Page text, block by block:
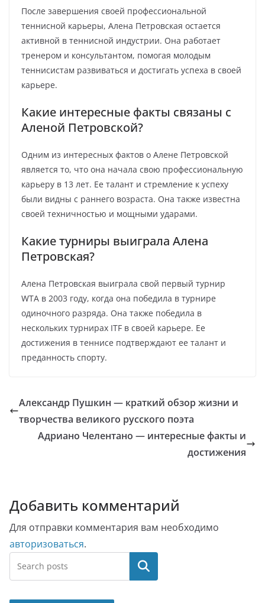
После завершения своей профессиональной
теннисной карьеры, Алена Петровская остается
активной в теннисной индустрии. Она работает
тренером и консультантом, помогая молодым
теннисистам развиваться и достигать успеха в своей
карьере.
Какие интересные факты связаны с
Аленой Петровской?
Одним из интересных фактов о Алене Петровской
является то, что она начала свою профессиональную
карьеру в 13 лет. Ее талант и стремление к успеху
были видны с раннего возраста. Она также известна
своей техничностью и мощными ударами.
Какие турниры выиграла Алена
Петровская?
Алена Петровская выиграла свой первый турнир
WTA в 2003 году, когда она победила в турнире
одиночного разряда. Она также победила в
нескольких турнирах ITF в своей карьере. Ее
достижения в теннисе подтверждают ее талант и
преданность спорту.
Александр Пушкин — краткий обзор жизни и
творчества великого русского поэта
Адриано Челентано — интересные факты и
достижения
Добавить комментарий
Для отправки комментария вам необходимо
авторизоваться.
Поиск